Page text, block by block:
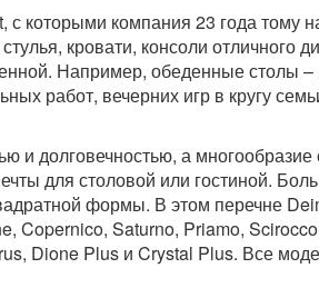
которыми компания 23 года тому
кровати, консоли отличного
Например, обеденные столы –
работ, вечерних игр в кругу
и долговечностью, а многообразие
для столовой или гостиной.
формы. В этом перечне
Copernico, Saturno, Priamo,
Dione Plus и Crystal Plus. Все